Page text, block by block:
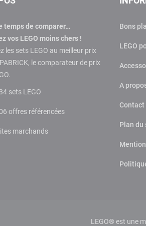
temps de comparer…
vos LEGO moins chers !
les sets LEGO au meilleur prix
le comparateur de prix
sets LEGO
offres référencées
marchands
Bons
LEGO
A
Contact
Plan du
LEGO® est une